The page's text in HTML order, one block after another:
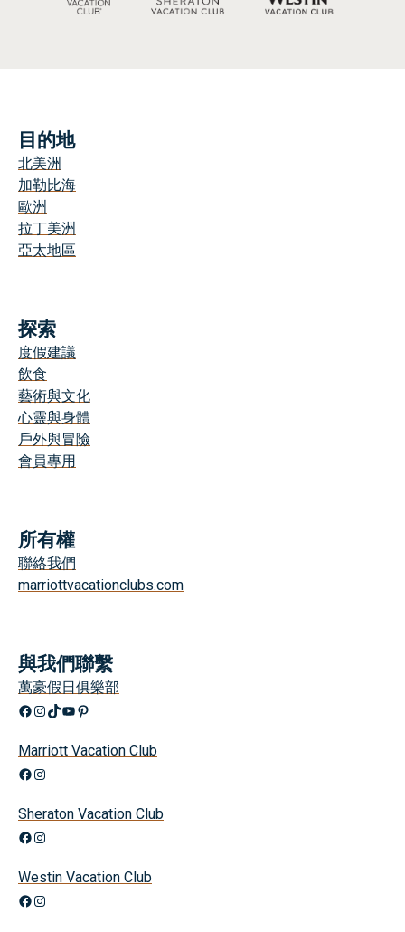
目的地
北美洲
加勒比海
歐洲
拉丁美洲
亞太地區
探索
度假建議
飲食
藝術與文化
心靈與身體
戶外與冒險
會員專用
所有權
聯絡我們
marriottvacationclubs.com
與我們聯繫
萬豪假日俱樂部
Facebook
Instagram
TikTok
YouTube
興趣
Marriott Vacation Club
Facebook
Instagram
Sheraton Vacation Club
Facebook
Instagram
Westin Vacation Club
Facebook
Instagram